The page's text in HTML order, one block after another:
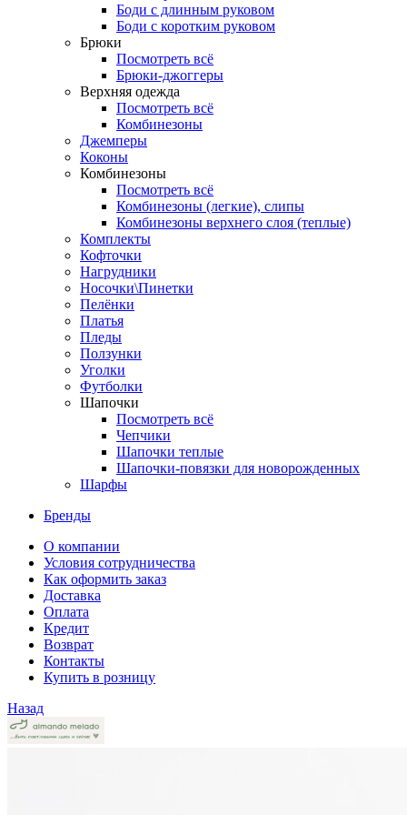
Боди с длинным руковом
Боди с коротким руковом
Брюки
Посмотреть всё
Брюки-джоггеры
Верхняя одежда
Посмотреть всё
Комбинезоны
Джемперы
Коконы
Комбинезоны
Посмотреть всё
Комбинезоны (легкие), слипы
Комбинезоны верхнего слоя (теплые)
Комплекты
Кофточки
Нагрудники
Носочки\Пинетки
Пелёнки
Платья
Пледы
Ползунки
Уголки
Футболки
Шапочки
Посмотреть всё
Чепчики
Шапочки теплые
Шапочки-повязки для новорожденных
Шарфы
Бренды
О компании
Условия сотрудничества
Как оформить заказ
Доставка
Оплата
Кредит
Возврат
Контакты
Купить в розницу
Назад